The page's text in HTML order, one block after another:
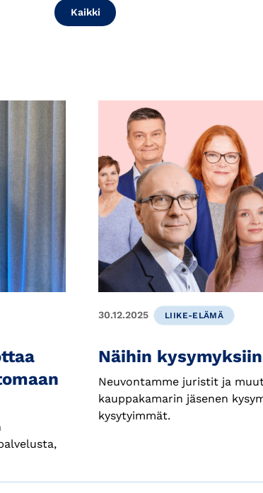
Kaikki
30.12.2025 LIIKE-ELÄMÄ
Näihin
Neuvontamme juristit ja
kauppakamarin jäsenen
kysytyimmät.